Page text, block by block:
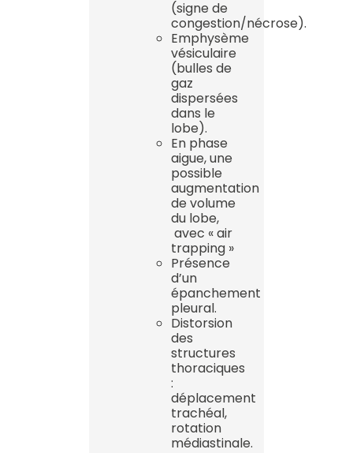
(signe de
congestion/nécrose).
Emphysème
vésiculaire
(bulles de
gaz
dispersées
dans le
lobe).
En phase
aigue, une
possible
augmentation
de volume
du lobe,
avec « air
trapping »
Présence
d’un
épanchement
pleural.
Distorsion
des
structures
thoraciques
:
déplacement
trachéal,
rotation
médiastinale.